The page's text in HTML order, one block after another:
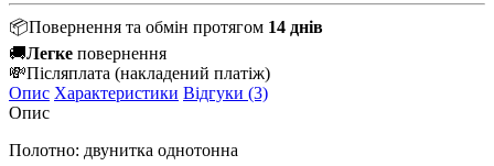
📦Повернення та обмін протягом 14 днів
🚚Легке повернення
💸Післяплата (накладений платіж)
Опис Характеристики Відгуки (3)
Опис
Полотно: двунитка однотонна